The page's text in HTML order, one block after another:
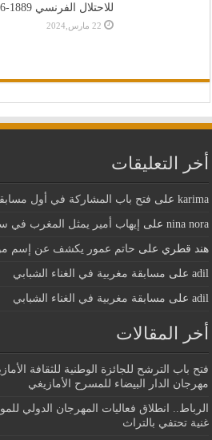
للاحتلال الفرنسي 1889-1936م”
22 مارس,2024
أخر التعليقات
karima على فتح باب المشاركة في أول
nina nora على إيهاب أمير يمثل المغرب في
هند قطري على حاتم عمور يكشف عن إسم
adil على مسابقة مغربية في الغناء الشبابي
adil على مسابقة مغربية في الغناء الشبابي
أخر المقالات
فتح باب الترشح للجائزة الوطنية للثقافة
مهرجان الدار البيضاء للمسرح الأمازيغي
الرباط.. انطلاق فعاليات المهرجان الدولي
غنية تحتفي بالتراث